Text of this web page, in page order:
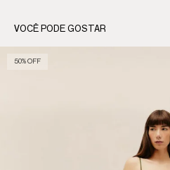
VOCÊ PODE GOSTAR
50% OFF